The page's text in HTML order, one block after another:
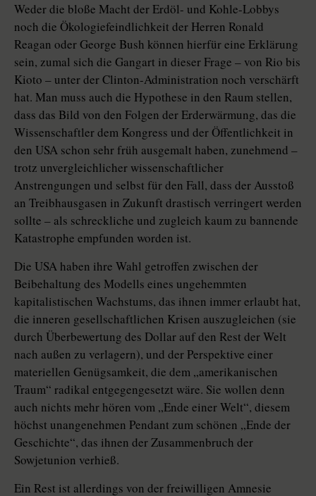
Weder die bloße Macht der Erdöl- und Kohle-Lobbys
noch die Ökologiefeindlichkeit der Herren Ronald
Reagan oder George Bush können hierfür eine Erklärung
sein, zumal sich die Gangart in dieser Frage – von Rio bis
Kioto – unter der Clinton-Administration noch verschärft
hat. Man muss auch die Hypothese in den Raum stellen,
dass das Bild von den Folgen der Erderwärmung, das die
Wissenschaftler dem Kongress und der Öffentlichkeit in
den USA schon sehr früh ausgemalt haben, zunehmend –
trotz unvergleichlicher wissenschaftlicher
Anstrengungen und selbst für den Fall, dass der Ausstoß
an Treibhausgasen in Zukunft drastisch verringert werden
sollte – als schreckliche und zugleich kaum zu bannende
Katastrophe empfunden worden ist.
Die USA haben ihre Wahl getroffen zwischen der
Beibehaltung des Modells eines ungehemmten
kapitalistischen Wachstums, das ihnen immer erlaubt hat,
die inneren gesellschaftlichen Krisen auszugleichen (sie
durch Überbewertung des Dollar auf den Rest der Welt
nach außen zu verlagern), und der Perspektive einer
materiellen Genügsamkeit, die dem „amerikanischen
Traum“ radikal entgegengesetzt wäre. Sie wollen denn
auch nichts mehr hören vom „Ende einer Welt“, diesem
höchst unangenehmen Pendant zum schönen „Ende der
Geschichte“, das ihnen der Zusammenbruch der
Sowjetunion verhieß.
Ein Rest ist allerdings von der freiwilligen Amnesie